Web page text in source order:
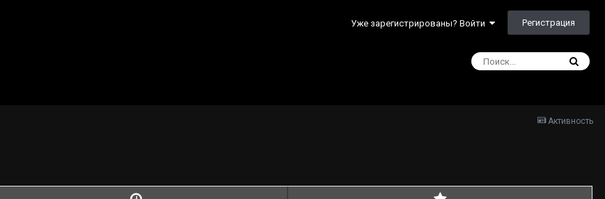
Уже зарегистрированы? Войти Регистрация
Активность